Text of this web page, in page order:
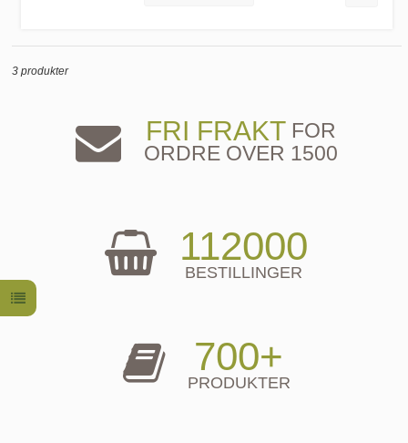
3 produkter
FRI FRAKTFOR
ORDRE OVER 1500
112000
BESTILLINGER
700+
PRODUKTER